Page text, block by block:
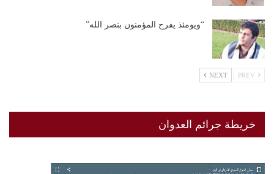
“ويومئذ يفرح المؤمنون بنصر الله”
NEXT
خريطة جرائم العدوان